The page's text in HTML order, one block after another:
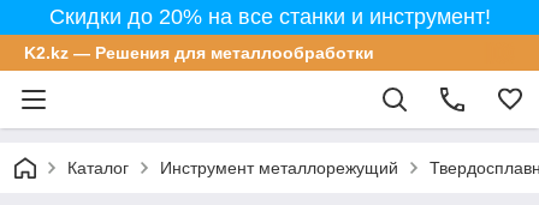
Скидки до 20% на все станки и инструмент!
K2.kz — Решения для металлообработки
Каталог Инструмент металлорежущий